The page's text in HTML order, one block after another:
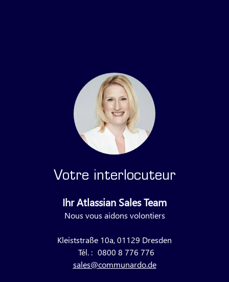
Votre interlocuteur
Ihr Atlassian Sales Team
Nous vous aidons volontiers
Kleiststraße 10a, 01129 Dresden
Tél. : 0800 8 776 776
sales@communardo.de